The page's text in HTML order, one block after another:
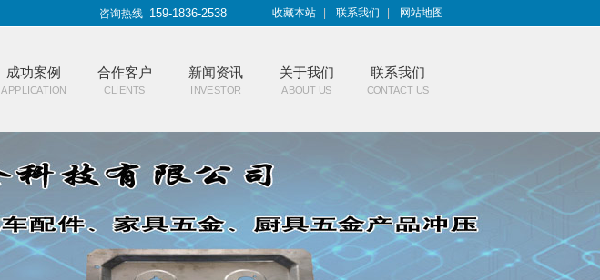
咨询热线 159-1836-2538 收藏本站 联系我们 网站地图
成功案例
APPLICATION
合作客户
CLIENTS
新闻资讯
INVESTOR
关于我们
ABOUT US
联系我们
CONTACT US